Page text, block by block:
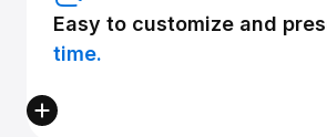
Easy to customize and
time.